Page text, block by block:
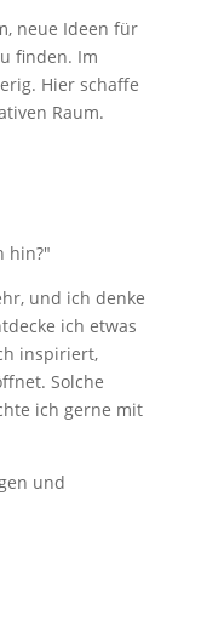
neue Ideen für
finden. Im
Hier schaffe
Raum.
hin?"
und ich denke
ich etwas
inspiriert,
Solche
ich gerne mit
und